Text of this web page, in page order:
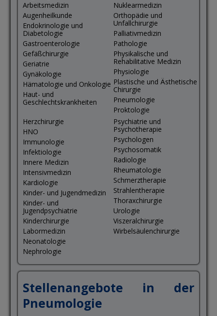
Arbeitsmedizin
Augenheilkunde
Endokrinologie und
Diabetologie
Gastroenterologie
Gefäßchirurgie
Geriatrie
Gynäkologie
Hämatologie und Onkologie
Haut- und
Geschlechtskrankheiten
Herzchirurgie
HNO
Immunologie
Infektiologie
Innere Medizin
Intensivmedizin
Kardiologie
Kinder- und Jugendmedizin
Kinder- und
Jugendpsychiatrie
Kinderchirurgie
Labormedizin
Neonatologie
Nephrologie
Nuklearmedizin
Orthopädie und
Unfallchirurgie
Palliativmedizin
Pathologie
Physikalische und
Rehabilitative Medizin
Physiologie
Plastische und Ästhetische
Chirurgie
Pneumologie
Proktologie
Psychiatrie und
Psychotherapie
Psychologen
Psychosomatik
Radiologie
Rheumatologie
Schmerztherapie
Strahlentherapie
Thoraxchirurgie
Urologie
Viszeralchirurgie
Wirbelsäulenchirurgie
Stellenangebote in der
Pneumologie